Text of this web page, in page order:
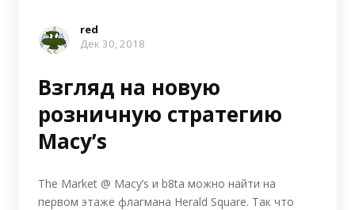
red
Дек 30, 2018
Взгляд на новую
розничную стратегию
Macy’s
The Market @ Macy’s и b8ta можно найти на
первом этаже флагмана Herald Square. Так что